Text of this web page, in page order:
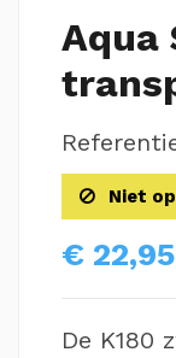
Aqua
Niet
€ 22,95
De K180